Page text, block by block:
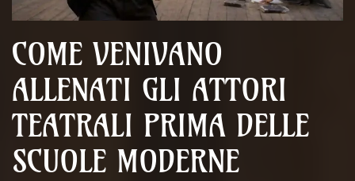
COME VENIVANO
ALLENATI GLI ATTORI
TEATRALI PRIMA DELLE
SCUOLE MODERNE